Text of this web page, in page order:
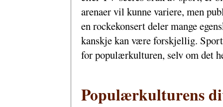
arenaer vil kunne variere, men
en rockekonsert deler mange
kanskje kan være forskjellig.
for populærkulturen, selv om det
Populærkulturens